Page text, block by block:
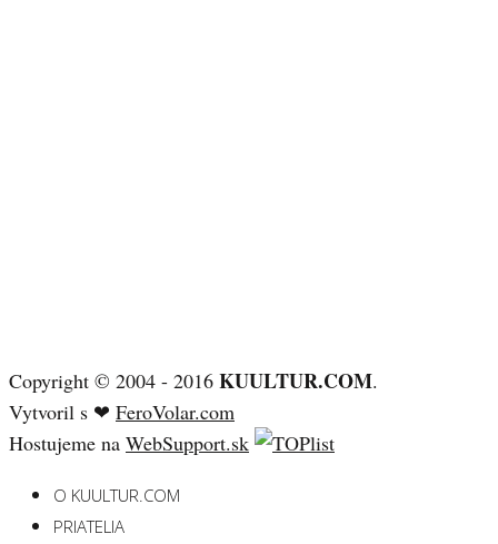
Copyright © 2004 - 2016 KUULTUR.COM.
Vytvoril s ❤ FeroVolar.com
Hostujeme na WebSupport.sk
O KUULTUR.COM
PRIATELIA